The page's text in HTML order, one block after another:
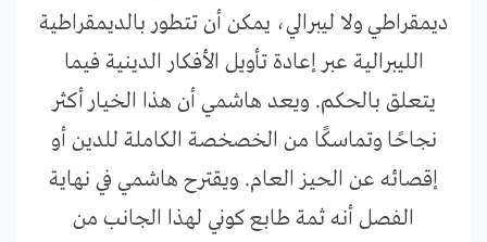
ديمقراطي ولا ليبرالي، يمكن أن تتطور بالديمقراطية
الليبرالية عبر إعادة تأويل الأفكار الدينية فيما
يتعلق بالحكم. ويعد هاشمي أن هذا الخيار أكثر
نجاحًا وتماسكًا من الخصخصة الكاملة للدين أو
إقصائه عن الحيز العام. ويقترح هاشمي في نهاية
الفصل أنه ثمة طابع كوني لهذا الجانب من